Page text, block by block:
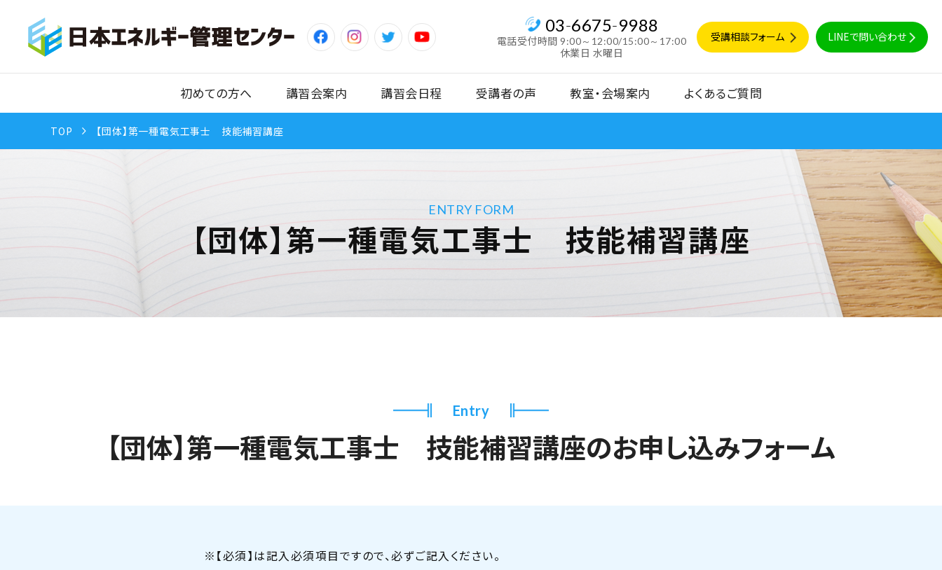
03-6675-9988
電話受付時間 9:00～12:00/15:00～17:00
休業日 水曜日
受講相談フォーム LINEで問い合わせ
初めての方へ 講習会案内 講習会日程 受講者の声 教室・会場案内 よくあるご質問
TOP 【団体】第一種電気工事士 技能補習講座
ENTRY FORM
【団体】第一種電気工事士 技能補習講座
Entry
【団体】第一種電気工事士 技能補習講座のお申し込みフォーム
※【必須】は記入必須項目ですので、必ずご記入ください。